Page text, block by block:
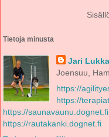
Tietoja minusta
Jari
Joensuu,
https://
https://
https://saunavaunu.dognet.fi
https://rautakanki.dognet.fi